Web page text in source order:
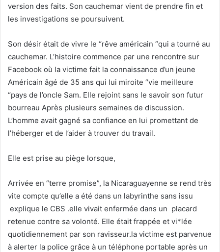
X a
i
version des faits. Son cauchemar vient de prendre fin et
les investigations se poursuivent.
Son désir était de vivre le “rêve américain “qui a tourné au
cauchemar. L’histoire commence par une rencontre sur
Facebook où la victime fait la connaissance d’un jeune
Américain âgé de 35 ans qui lui miroite “vie meilleure
“pays de l’oncle Sam. Elle rejoint sans le savoir son futur
bourreau Après plusieurs semaines de discussion.
L’homme avait gagné sa confiance en lui promettant de
l’héberger et de l’aider à trouver du travail.
Elle est prise au piège lorsque,
Arrivée en “terre promise”, la Nicaraguayenne se rend très
vite compte qu’elle a été dans un labyrinthe sans issu
explique le CBS .elle vivait enfermée dans un placard
retenue contre sa volonté. Elle était frappée et vi*lée
quotidiennement par son ravisseur.la victime est parvenue
à alerter la police grâce à un téléphone portable après un